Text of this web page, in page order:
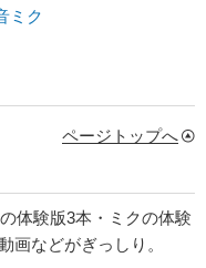
ミク
ページトップへ
体験版3本・ミクの体験
画などがぎっしり。